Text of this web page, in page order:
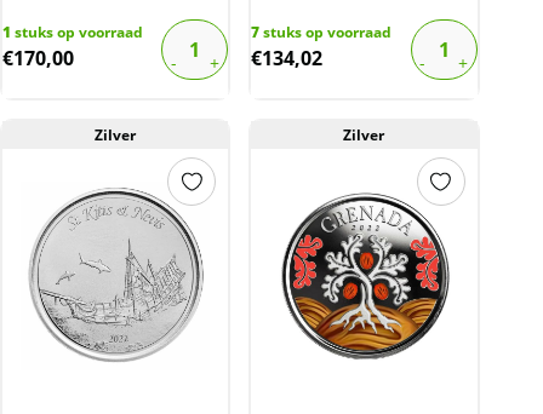
1 stuks op voorraad
€170,00
7stuks op voorraad
€134,02
Zilver Zilver